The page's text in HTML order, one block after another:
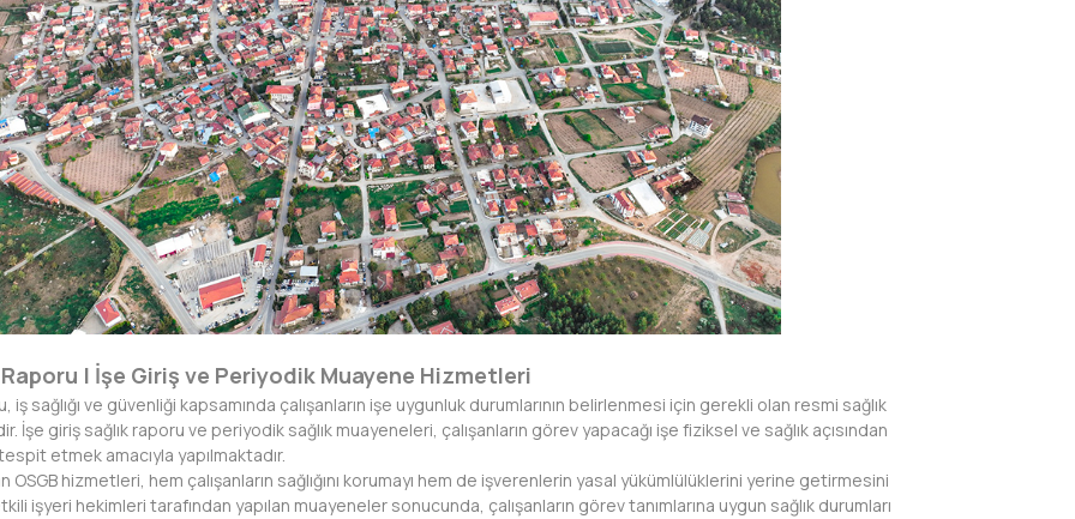
Raporu | İşe Giriş ve Periyodik Muayene Hizmetleri
iş sağlığı ve güvenliği kapsamında çalışanların işe uygunluk durumlarının belirlenmesi için gerekli olan resmi sağlık
İşe giriş sağlık raporu ve periyodik sağlık muayeneleri, çalışanların görev yapacağı işe fiziksel ve sağlık açısından
etmek amacıyla yapılmaktadır.
hizmetleri, hem çalışanların sağlığını korumayı hem de işverenlerin yasal yükümlülüklerini yerine getirmesini
işyeri hekimleri tarafından yapılan muayeneler sonucunda, çalışanların görev tanımlarına uygun sağlık durumları